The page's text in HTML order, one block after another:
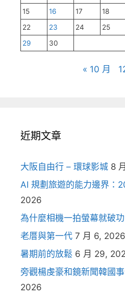
15
16 17 18
22
23 24 25
29
30
« 10 月
近期文章
大阪自由行 – 環球影城 8
AI 規劃旅遊的能力邊界：
2026
為什麼相機一拍螢幕就破功
老厝與第一代 7 月 6, 2026
暑期前的放鬆 6 月 29,
旁觀楊虔豪和鏡新聞韓國
2026